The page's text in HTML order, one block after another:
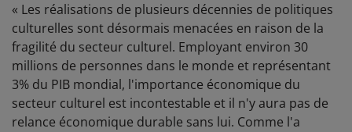
« Les réalisations de plusieurs décennies de politiques
culturelles sont désormais menacées en raison de la
fragilité du secteur culturel. Employant environ 30
millions de personnes dans le monde et représentant
3% du PIB mondial, l'importance économique du
secteur culturel est incontestable et il n'y aura pas de
relance économique durable sans lui. Comme l'a